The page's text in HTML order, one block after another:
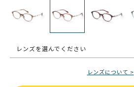
レンズを選んでください
レンズについて >